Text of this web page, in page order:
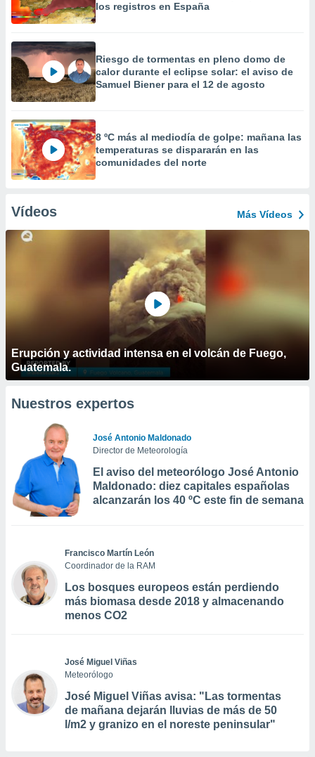
los registros en España
Riesgo de tormentas en pleno domo de
calor durante el eclipse solar: el aviso de
Samuel Biener para el 12 de agosto
8 ºC más al mediodía de golpe: mañana las
temperaturas se dispararán en las
comunidades del norte
Vídeos Más Vídeos
Erupción y actividad intensa en el volcán de Fuego,
Guatemala.
Nuestros expertos
José Antonio Maldonado
Director de Meteorología
El aviso del meteorólogo José Antonio
Maldonado: diez capitales españolas
alcanzarán los 40 ºC este fin de semana
Francisco Martín León
Coordinador de la RAM
Los bosques europeos están perdiendo
más biomasa desde 2018 y almacenando
menos CO2
José Miguel Viñas
Meteorólogo
José Miguel Viñas avisa: "Las tormentas
de mañana dejarán lluvias de más de 50
l/m2 y granizo en el noreste peninsular"